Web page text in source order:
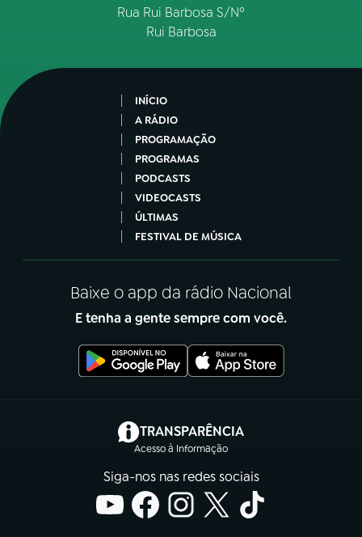
Rua Rui Barbosa S/Nº
Rui Barbosa
INÍCIO
A RÁDIO
PROGRAMAÇÃO
PROGRAMAS
PODCASTS
VIDEOCASTS
ÚLTIMAS
FESTIVAL DE MÚSICA
Baixe o app da rádio Nacional
E tenha a gente sempre com você.
TRANSPARÊNCIA
Acesso à Informação
(abre em nova aba)
Siga-nos nas redes sociais